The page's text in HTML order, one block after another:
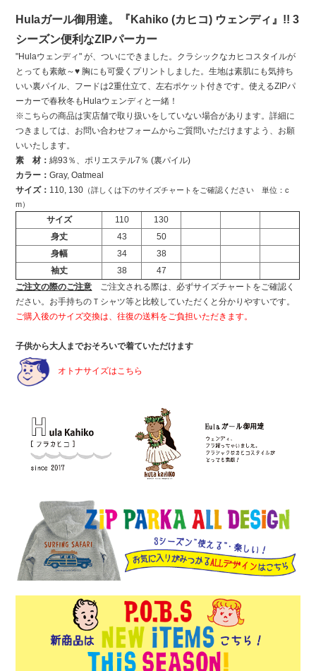
Hulaガール御用達。『Kahiko (カヒコ) ウェンディ』!! 3
シーズン便利なZIPパーカー
"Hulaウェンディ" が、ついにできました。クラシックなカヒコスタイルが
とっても素敵～♥ 胸にも可愛くプリントしました。生地は素肌にも気持ち
いい裏パイル、フードは2重仕立て、左右ポケット付きです。使えるZIPパ
ーカーで春秋冬もHulaウェンディと一緒！
※こちらの商品は実店舗で取り扱いをしていない場合があります。詳細に
つきましては、お問い合わせフォームからご質問いただけますよう、お願
いいたします。
素 材：綿93％、ポリエステル7％ (裏パイル)
カラー：Gray, Oatmeal
サイズ： 110, 130 （詳しくは下のサイズチャートをご確認ください 単位：c
m）
サイズ 110
130
身丈
43
50
身幅
34
38
袖丈
38
47
ご注文の際のご注意 ご注文される際は、必ずサイズチャートをご確認く
ださい。お手持ちのＴシャツ等と比較していただくと分かりやすいです。
ご購入後のサイズ交換は、往復の送料をご負担いただきます。
子供から大人までおそろいで着ていただけます
オトナサイズはこちら